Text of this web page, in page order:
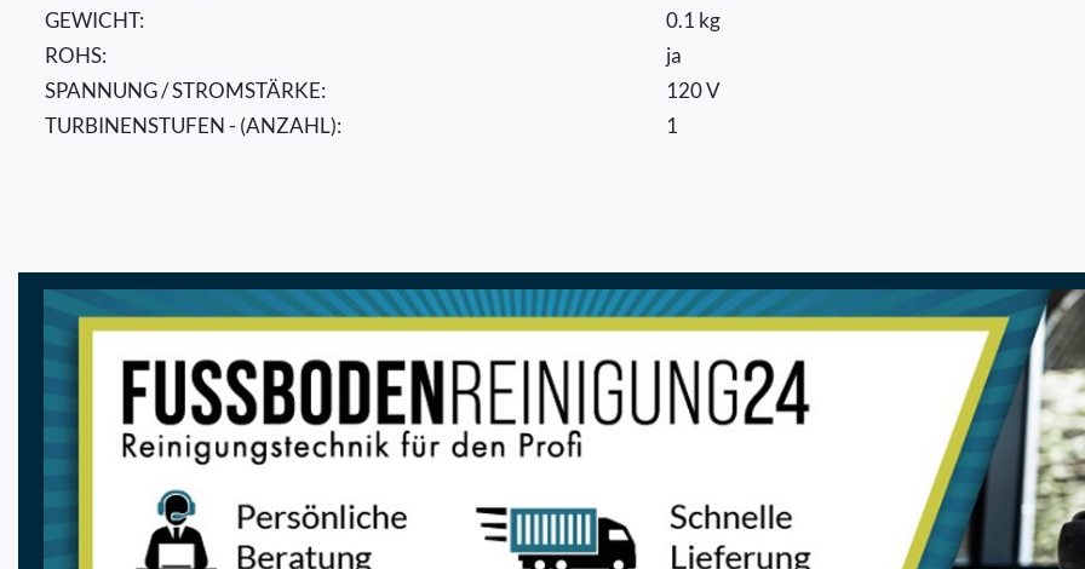
GEWICHT:
0.1 kg
ROHS:
ja
SPANNUNG / STROMSTÄRKE:
120 V
TURBINENSTUFEN - (ANZAHL):
1